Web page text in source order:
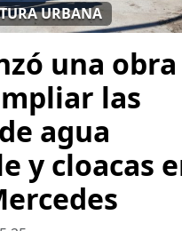
URBANA
una obra
las
agua
y cloacas